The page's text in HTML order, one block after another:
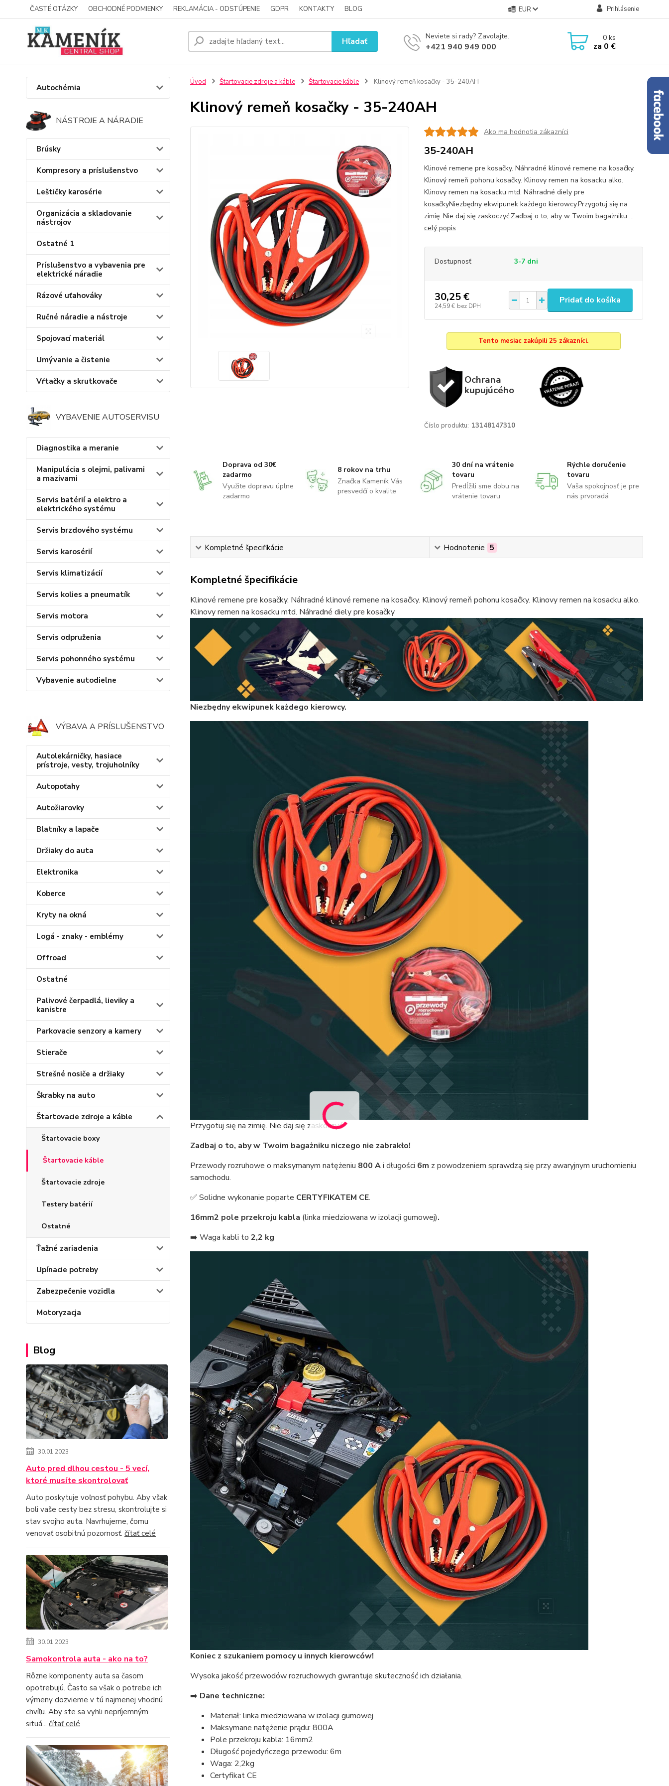
ČASTÉ OTÁZKY OBCHODNÉ PODMIENKY REKLAMÁCIA - ODSTÚPENIE GDPR KONTAKTY BLOG EUR Prihlásenie
Hľadať Neviete si rady? Zavolajte.
+421 940 949 000
0ks
za 0 €
Autochémia
NÁSTROJE A NÁRADIE
Brúsky
Kompresory a príslušenstvo
Leštičky karosérie
Organizácia a skladovanie
nástrojov
Ostatné 1
Príslušenstvo a vybavenia pre
elektrické náradie
Rázové uťahováky
Ručné náradie a nástroje
Spojovací materiál
Umývanie a čistenie
Vŕtačky a skrutkovače
VYBAVENIE AUTOSERVISU
Diagnostika a meranie
Manipulácia s olejmi, palivami
a mazivami
Servis batérií a elektro a
elektrického systému
Servis brzdového systému
Servis karosérií
Servis klimatizácií
Servis kolies a pneumatík
Servis motora
Servis odpruženia
Servis pohonného systému
Vybavenie autodielne
VÝBAVA A PRÍSLUŠENSTVO
Autolekárničky, hasiace
prístroje, vesty, trojuholníky
Autopoťahy
Autožiarovky
Blatníky a lapače
Držiaky do auta
Elektronika
Koberce
Kryty na okná
Logá - znaky - emblémy
Offroad
Ostatné
Palivové čerpadlá, lieviky a
kanistre
Parkovacie senzory a kamery
Stierače
Strešné nosiče a držiaky
Škrabky na auto
Štartovacie zdroje a káble
Štartovacie boxy
Štartovacie káble
Štartovacie zdroje
Testery batérií
Ostatné
Ťažné zariadenia
Upínacie potreby
Zabezpečenie vozidla
Motoryzacja
Blog
30.01.2023
Auto pred dlhou cestou - 5 vecí,
ktoré musíte skontrolovať
Auto poskytuje voľnosť pohybu. Aby však
boli vaše cesty bez stresu, skontrolujte si
stav svojho auta. Navrhujeme, čomu
venovať osobitnú pozornosť. čítať celé
30.01.2023
Samokontrola auta - ako na to?
Rôzne komponenty auta sa časom
opotrebujú. Často sa však o potrebe ich
výmeny dozvieme v tú najmenej vhodnú
chvíľu. Aby ste sa vyhli nepríjemným
situá... čítať celé
Úvod Štartovacie zdroje a káble Štartovacie káble Klinový remeň kosačky - 35-240AH
Klinový remeň kosačky - 35-240AH
Ako ma hodnotia zákazníci
35-240AH
Klinové remene pre kosačky. Náhradné klinové remene na kosačky.
Klinový remeň pohonu kosačky. Klinovy remen na kosacku alko.
Klinovy remen na kosacku mtd. Náhradné diely pre
kosačkyNiezbędny ekwipunek każdego kierowcy.Przygotuj się na
zimię. Nie daj się zaskoczyć.Zadbaj o to, aby w Twoim bagażniku ...
celý popis
Dostupnosť 3-7 dni
30,25 €
24,59 € bez DPH
Pridať do košíka
Tento mesiac zakúpili 25 zákazníci.
Ochrana
kupujúcého
Číslo produktu: 13148147310
Doprava od 30€
zadarmo
Využite dopravu úplne
zadarmo
8 rokov na trhu
Značka Kameník Vás
presvedčí o kvalite
30 dní na vrátenie
tovaru
Predĺžili sme dobu na
vrátenie tovaru
Rýchle doručenie
tovaru
Vaša spokojnosť je pre
nás prvoradá
Kompletné špecifikácie Hodnotenie 5
Kompletné špecifikácie
Klinové remene pre kosačky. Náhradné klinové remene na kosačky. Klinový remeň pohonu kosačky. Klinovy remen na kosacku alko.
Klinovy remen na kosacku mtd. Náhradné diely pre kosačky
Niezbędny ekwipunek każdego kierowcy.
Przygotuj się na zimię. Nie daj się zaskoczyć.
Zadbaj o to, aby w Twoim bagażniku niczego nie zabrakło!
Przewody rozruhowe o maksymanym natężeniu 800 Ai długości 6m z powodzeniem sprawdzą się przy awaryjnym uruchomieniu
samochodu.
✅ Solidne wykonanie poparte CERTYFIKATEM CE.
16mm2 pole przekroju kabla (linka miedziowana w izolacji gumowej).
➡️ Waga kabli to 2,2 kg
Koniec z szukaniem pomocy u innych kierowców!
Wysoka jakość przewodów rozruchowych gwrantuje skuteczność ich działania.
➡️ Dane techniczne:
Materiał: linka miedziowana w izolacji gumowej
Maksymane natężenie prądu: 800A
Pole przekroju kabla: 16mm2
Długość pojedyńczego przewodu: 6m
Waga: 2,2kg
Certyfikat CE